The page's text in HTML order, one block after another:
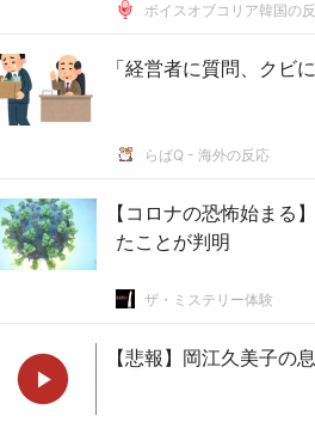
ボイスオブコリア韓国の
「経営者に質問、クビ
らばQ - 海外の反応
【コロナの恐怖始まる
たことが判明
ザ・ミステリー体験
【悲報】岡江久美子の